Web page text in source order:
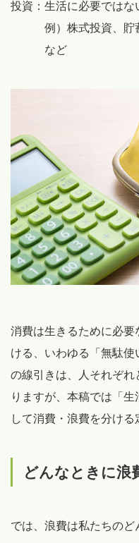
投資： 生活に必要ではな
例）株式投資、貯
など
消費は生きるために必
ける、いわゆる「無駄
の線引きは、人それぞ
りますが、本稿では「
して消費・浪費を分ける
どんなときに浪
では、浪費は私たちのど